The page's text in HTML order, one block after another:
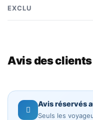
Guide pendant la
Parcours de 3 heures à
Accompagnement et
Transport
EXCLU
Avis des clients
Avis réservés
Seuls les